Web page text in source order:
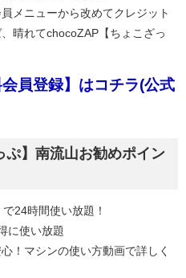
メニューから改めてクレジット
晴れてchocoZAP【ちょこざっ
員登録】はコチラ(公式
】南流山お勧めポイン
24時間使い放題！
に使い放題
！マシンの使い方動画で詳しく